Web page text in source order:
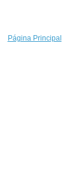
Página Principal